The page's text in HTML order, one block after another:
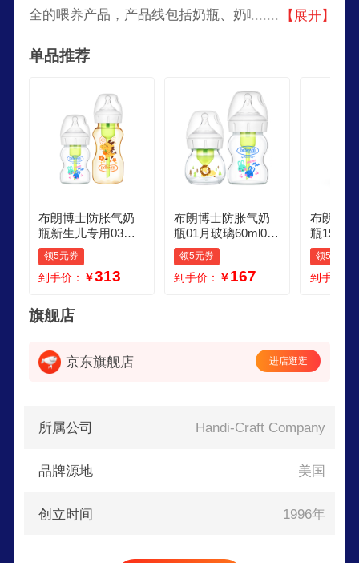
全的喂养产品，产品线包括奶瓶、奶嘴、吸奶器、
独特，采用专利的通气系统，旨在减少婴儿喂养时
【展开】
单品推荐
布朗博士防胀气奶
瓶新生儿专用03月
玻璃150ml36月PPS
U270ml萌兔金龙
领5元券
到手价： ￥313
布朗博士防胀气奶
瓶01月玻璃60ml03
月玻璃150ml新生儿
专用狮子萌兔
领5元券
到手价： ￥167
布朗博
瓶150ml
瓶 原装
小象
领5元券
到手价：
旗舰店
京东旗舰店 进店逛逛
所属公司 Handi-Craft Company
品牌源地 美国
创立时间 1996年